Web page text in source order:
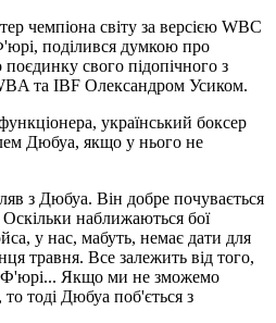
чемпіона світу за версією WBC
поділився думкою про
свого підопічного з
та IBF Олександром Усиком.
український боксер
Дюбуа, якщо у нього не
з Дюбуа. Він добре почувається
наближаються бої
у нас, мабуть, немає дати для
травня. Все залежить від того,
Ф'юрі... Якщо ми не зможемо
тоді Дюбуа поб'ється з